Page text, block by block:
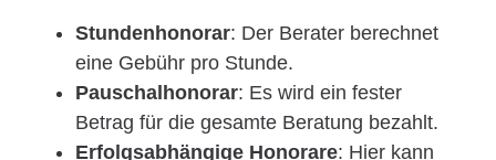
Stundenhonorar: Der Berater berechnet
eine Gebühr pro Stunde.
Pauschalhonorar: Es wird ein fester
Betrag für die gesamte Beratung bezahlt.
Erfolgsabhängige Honorare: Hier kann